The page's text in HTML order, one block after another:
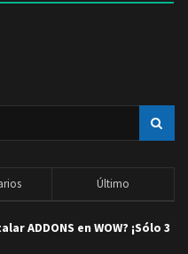
Último
ADDONS en WOW? ¡Sólo 3